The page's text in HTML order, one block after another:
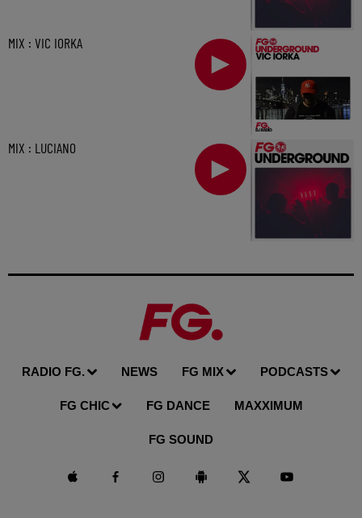
MIX : VIC IORKA
MIX : LUCIANO
RADIO FG. NEWS FG MIX PODCASTS
FG CHIC FG DANCE MAXXIMUM
FG SOUND